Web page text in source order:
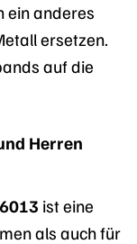
ein anderes
ersetzen.
auf die
Herren
ist eine
als auch für